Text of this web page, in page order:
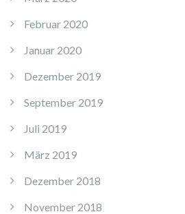
Februar 2020
Januar 2020
Dezember 2019
September 2019
Juli 2019
März 2019
Dezember 2018
November 2018